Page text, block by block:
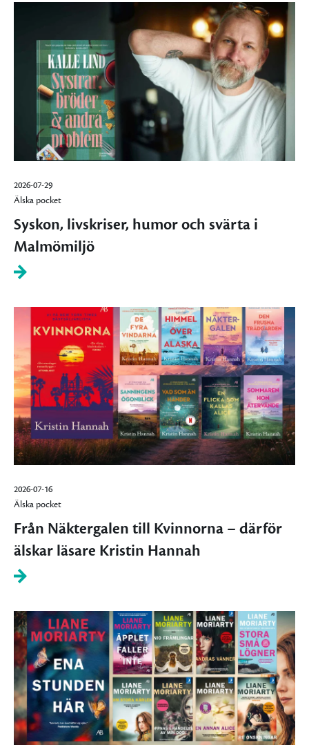
2026-07-29
Älska pocket
Syskon, livskriser, humor och svärta i
Malmömiljö
2026-07-16
Älska pocket
Från Näktergalen till Kvinnorna – därför
älskar läsare Kristin Hannah